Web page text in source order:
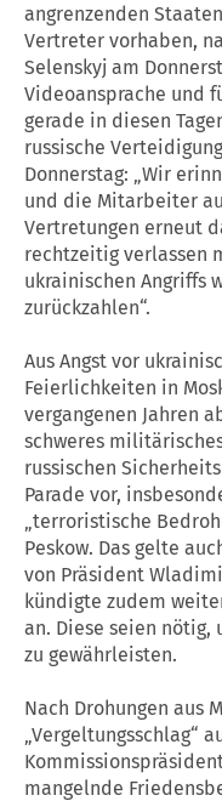
angrenzenden
Vertreter vorhaben,
Selenskyj am
Videoansprache und
gerade in diesen
russische
Donnerstag: „Wir
und die Mitarbeiter
Vertretungen erneut
rechtzeitig verlassen
ukrainischen Angriffs
zurückzahlen“.
Aus Angst vor
Feierlichkeiten in
vergangenen Jahren
schweres
russischen
Parade vor,
„terroristische
Peskow. Das gelte
von Präsident
kündigte zudem
an. Diese seien
zu gewährleisten.
Nach Drohungen aus
„Vergeltungsschlag“
mangelnde